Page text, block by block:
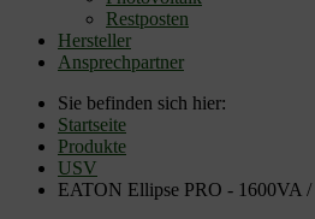
Restposten
Hersteller
Ansprechpartner
Sie befinden sich hier:
Startseite
Produkte
USV
EATON Ellipse PRO - 1600VA